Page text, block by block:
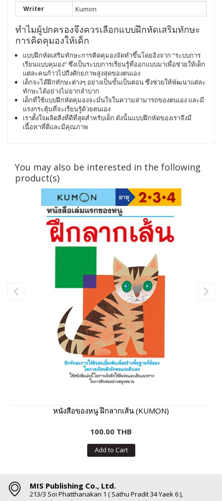
Writer Kumon
ทำไมผู้ปกครองจึงควรเลือกแบบฝึกหัดเสริมทักษะ
การคิดคุมองให้เด็ก
แบบฝึกหัดเสริมทักษะการคิดคุมองจัดทำขึ้นโดยอิงจาก “ระบบการ
เรียนแบบคุมอง” ซึ่งเป็นระบบการเรียนรู้ที่ออกแบบมาเพื่อช่วยให้เด็ก
แต่ละคนก้าวไปถึงศักยภาพสูงสุดของตนเอง
เด็กจะได้ฝึกทักษะต่างๆ อย่างเป็นขั้นเป็นตอน ซึ่งช่วยให้พัฒนาแต่ละ
ทักษะได้อย่างไม่ยากลำบาก
เด็กที่ใช้แบบฝึกหัดคุมองจะมั่นใจในความสามารถของตนเอง และมี
แรงกระตุ้นที่จะเรียนรู้ด้วยตนเอง
เราตั้งใจผลิตสิ่งที่ดีที่สุดสำหรับเด็ก ดังนั้นแบบฝึกหัดของเราจึงมี
เนื้อหาที่ดีและมีคุณภาพ
You may also be interested in the following
product(s)
หนังสือของหนู ฝึกลากเส้น (KUMON)
100.00 THB
Add to Cart
MIS Publishing Co., Ltd.
213/3 Soi Phatthanakan 1 ( Sathu Pradit 34 Yaek 6 ),